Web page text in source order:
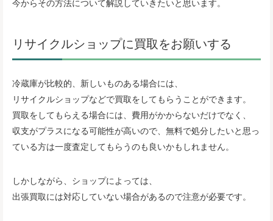
リサイクルショップに買取をお願いする
冷蔵庫が比較的、新しいものある場合には、
リサイクルショップなどで買取をしてもらうことができます。
買取をしてもらえる場合には、費用がかからないだけでなく、
収支がプラスになる可能性が高いので、無料で処分したいと思っ
ている方は一度査定してもらうのも良いかもしれません。
しかしながら、ショップによっては、
出張買取には対応していない場合があるので注意が必要です。